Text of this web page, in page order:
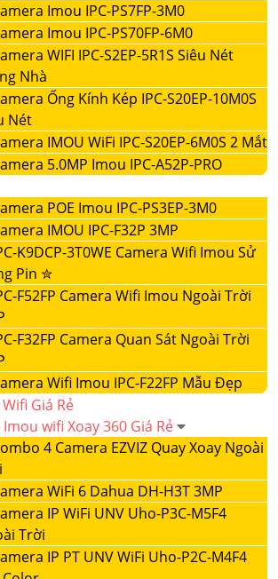
Imou IPC-PS7FP-3M0
Imou IPC-PS70FP-6M0
WIFI IPC-S2EP-5R1S Siêu Nét
Nhà
Ống Kính Kép IPC-S20EP-10M0S
Nét
IMOU WiFi IPC-S20EP-6M0S 2 Mắt
5.0MP Imou IPC-A52P-PRO
POE Imou IPC-PS3EP-3M0
IMOU IPC-F32P 3MP
K9DCP-3T0WE Camera Wifi Imou Sử
Pin ✮
F52FP Camera Wifi Imou Ngoài Trời
F32FP Camera Quan Sát Ngoài Trời
Wifi Imou IPC-F22FP Mẫu Đẹp
Giá Rẻ
wifi Xoay 360 Giá Rẻ
4 Camera EZVIZ Quay Xoay Ngoài
WiFi 6 Dahua DH-H3T 3MP
IP WiFi UNV Uho-P3C-M5F4
Trời
IP PT UNV WiFi Uho-P2C-M4F4